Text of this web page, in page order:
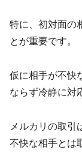
特に、初対面の
とが重要です。
仮に相手が不快
ならず冷静に対
メルカリの取引
不快な相手とは